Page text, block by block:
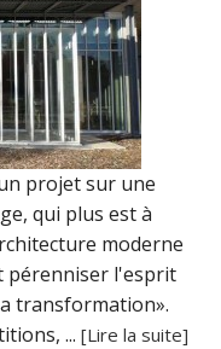
projet sur une
qui plus est à
moderne
pérenniser l'esprit
transformation».
...[Lire la suite]